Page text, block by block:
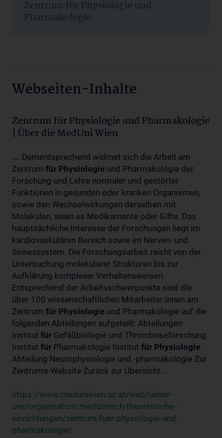
Zentrum für Physiologie und
Pharmakologie
Webseiten-Inhalte
Zentrum für Physiologie und Pharmakologie
| Über die MedUni Wien
.... Dementsprechend widmet sich die Arbeit am
Zentrum für Physiologie und Pharmakologie der
Forschung und Lehre normaler und gestörter
Funktionen in gesunden oder kranken Organismen,
sowie den Wechselwirkungen derselben mit
Molekülen, seien es Medikamente oder Gifte. Das
hauptsächliche Interesse der Forschungen liegt im
kardiovaskulären Bereich sowie im Nerven- und
Sinnessystem. Die Forschungsarbeit reicht von der
Untersuchung molekularer Strukturen bis zur
Aufklärung komplexer Verhaltensweisen.
Entsprechend der Arbeitsschwerpunkte sind die
über 100 wissenschaftlichen Mitarbeiter:innen am
Zentrum für Physiologie und Pharmakologie auf die
folgenden Abteilungen aufgeteilt: Abteilungen
Institut für Gefäßbiologie und Thromboseforschung
Institut für Pharmakologie Institut für Physiologie
Abteilung Neurophysiologie und -pharmakologie Zur
Zentrums-Website Zurück zur Übersicht...
https://www.meduniwien.ac.at/web/ueber-
uns/organisation/medizinisch-theoretische-
einrichtungen/zentrum-fuer-physiologie-und-
pharmakologie/